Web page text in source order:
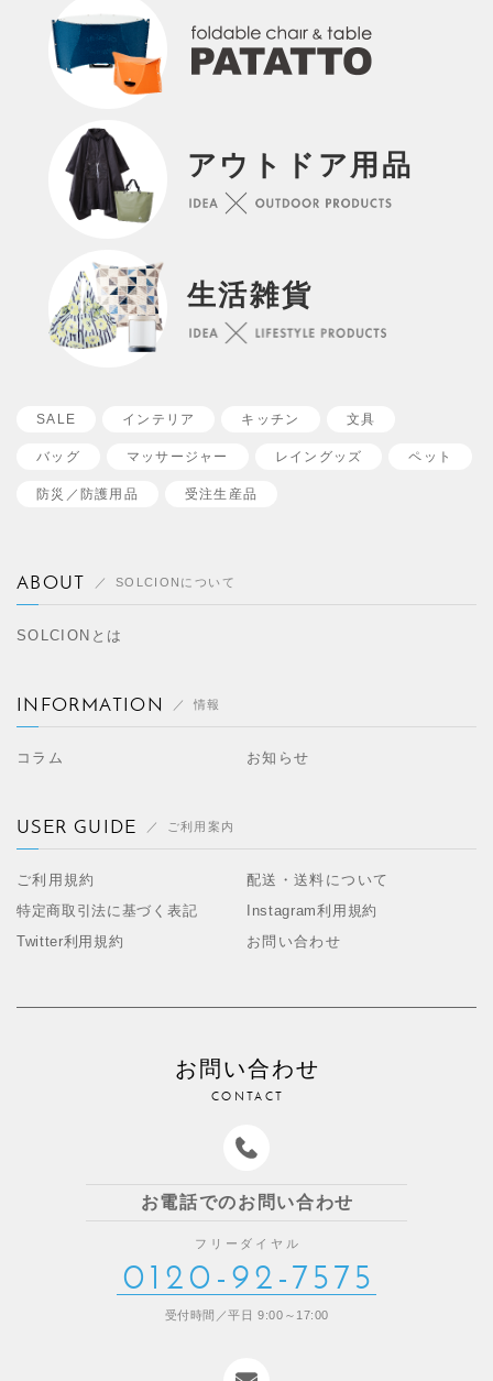
アウトドア用品
生活雑貨
SALE インテリア キッチン 文具
バッグ マッサージャー レイングッズ ペット
防災／ 防護用品 受注生産品
ABOUT SOLCIONについて
SOLCIONとは
INFORMATION 情報
コラム お知らせ
USER GUIDE ご利用案内
ご利用規約
配送・送料について
特定商取引法に基づく表記
Instagram利用規約
Twitter利用規約
お問い合わせ
お問い合わせ
CONTACT
お電話でのお問い合わせ
フリーダイヤル
0120-92-7575
受付時間／平日 9:00～17:00